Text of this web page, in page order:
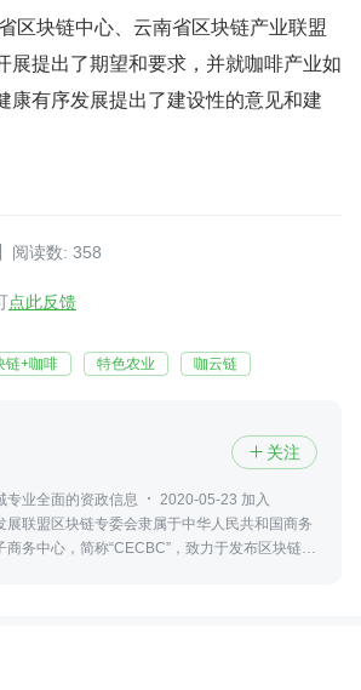
区块链中心、云南省区块链产业联盟
展提出了期望和要求，并就咖啡产业如
康有序发展提出了建设性的意见和建
阅读数: 358
点此反馈
链+咖啡 特色农业 咖云链
 关注
专业全面的资政信息
2020-05-23 加入
展联盟区块链专委会隶属于中华人民共和国商务
务中心，简称“CECBC”，致力于发布区块链领